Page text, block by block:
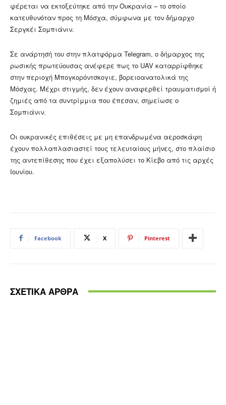
φέρεται να εκτοξεύτηκε από την Ουκρανία – το οποίο
κατευθυνόταν προς τη Μόσχα, σύμφωνα με τον δήμαρχο
Σεργκέι Σομπιάνιν.
Σε ανάρτησή του στην πλατφόρμα Telegram, ο δήμαρχος της
ρωσικής πρωτεύουσας ανέφερε πως το UAV καταρρίφθηκε
στην περιοχή Μπογκορόντσκογιε, βορειοανατολικά της
Μόσχας. Μέχρι στιγμής, δεν έχουν αναφερθεί τραυματισμοί ή
ζημιές από τα συντρίμμια που έπεσαν, σημείωσε ο
Σομπιάνιν.
Οι ουκρανικές επιθέσεις με μη επανδρωμένα αεροσκάφη
έχουν πολλαπλασιαστεί τους τελευταίους μήνες, στο πλαίσιο
της αντεπίθεσης που έχει εξαπολύσει το Κίεβο από τις αρχές
Ιουνίου.
Facebook X Pinterest
ΣΧΕΤΙΚΑ ΑΡΘΡΑ